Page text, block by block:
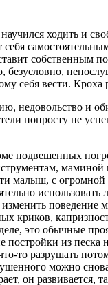
ходить и
собственным
себя вести.
недовольство
попросту не
подвешенных
малыш, с
криков,
это обычные
постройки из
то разрушать
можно
он развивается,